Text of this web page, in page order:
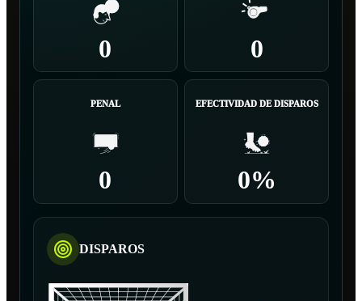
0 0
PENAL
0
EFECTIVIDAD DE DISPAROS
0%
DISPAROS